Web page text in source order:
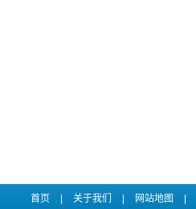
首页 关于我们 网站地图